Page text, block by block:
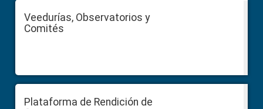
Veedurías, Observatorios y
Comités
Plataforma de Rendición de